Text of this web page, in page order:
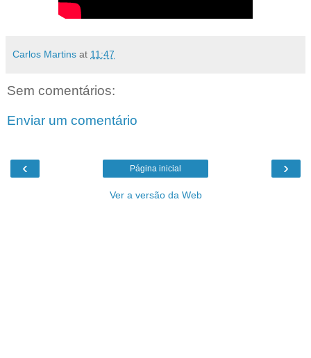
Carlos Martins at 11:47
Sem comentários:
Enviar um comentário
‹ ›
Página inicial
Ver a versão da Web